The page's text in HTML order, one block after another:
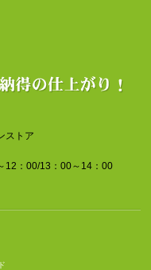
ストア
12：00/13：00～14：00